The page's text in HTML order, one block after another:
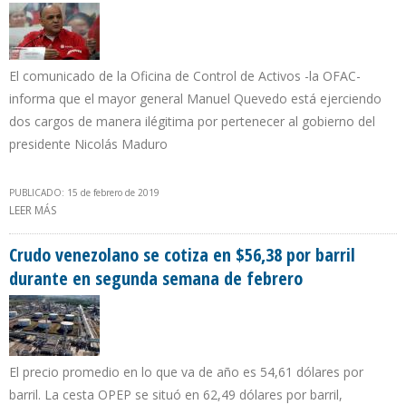
El comunicado de la Oficina de Control de Activos -la OFAC-
informa que el mayor general Manuel Quevedo está ejerciendo
dos cargos de manera ilégitima por pertenecer al gobierno del
presidente Nicolás Maduro
PUBLICADO: 15 de febrero de 2019
LEER MÁS
EN EEU
Crudo venezolano se cotiza en $56,38 por barril
durante en segunda semana de febrero
El precio promedio en lo que va de año es 54,61 dólares por
barril. La cesta OPEP se situó en 62,49 dólares por barril,